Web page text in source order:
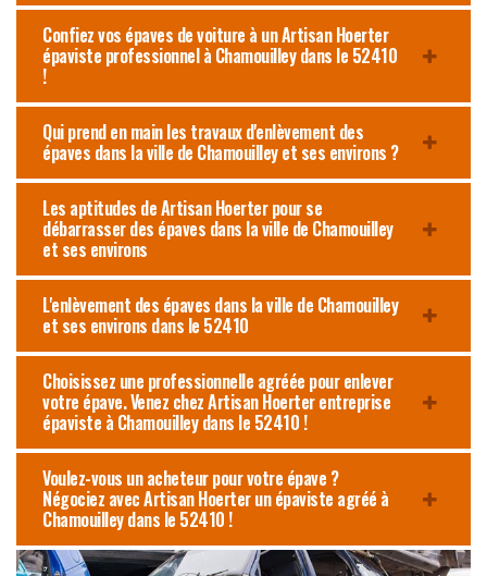
Confiez vos épaves de voiture à un Artisan Hoerter
épaviste professionnel à Chamouilley dans le 52410
!
Qui prend en main les travaux d'enlèvement des
épaves dans la ville de Chamouilley et ses environs ?
Les aptitudes de Artisan Hoerter pour se
débarrasser des épaves dans la ville de Chamouilley
et ses environs
L'enlèvement des épaves dans la ville de Chamouilley
et ses environs dans le 52410
Choisissez une professionnelle agréée pour enlever
votre épave. Venez chez Artisan Hoerter entreprise
épaviste à Chamouilley dans le 52410 !
Voulez-vous un acheteur pour votre épave ?
Négociez avec Artisan Hoerter un épaviste agréé à
Chamouilley dans le 52410 !